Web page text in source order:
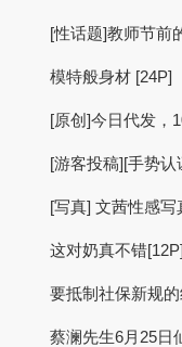
[性话题]教师节前
模特般身材 [24P]
[原创]今日代发，
[游客投稿][手势
[写真] 文茜性感写
这对奶真不错[12P]
要抵制社保新规
蔡澜先生6月25日